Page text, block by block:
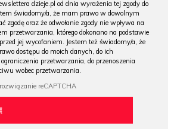
dzieje.pl od dnia wyrażenia tej zgody do
świadomy/a, że mam prawo w dowolnym
zgodę oraz że odwołanie zgody nie wpływa na
przetwarzania, którego dokonano na podstawie
jej wycofaniem. Jestem też świadomy/a, że
dostępu do moich danych, do ich
przetwarzania, do przenoszenia
wobec przetwarzania.